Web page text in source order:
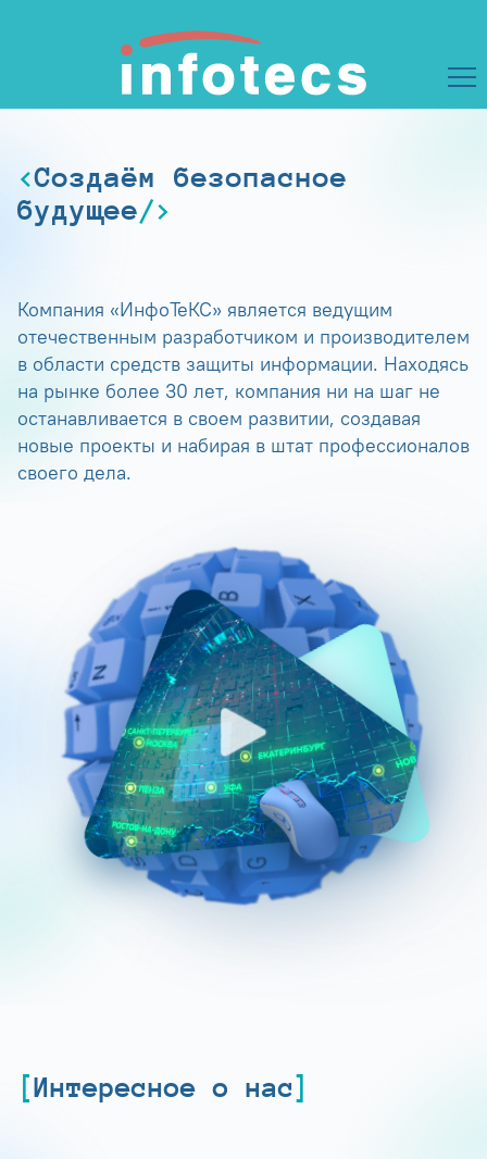
Создаём безопасное
будущее
Компания «ИнфоТеКС» является ведущим
отечественным разработчиком и производителем
в области средств защиты информации. Находясь
на рынке более 30 лет, компания ни на шаг не
останавливается в своем развитии, создавая
новые проекты и набирая в штат профессионалов
своего дела.
Интересное о нас